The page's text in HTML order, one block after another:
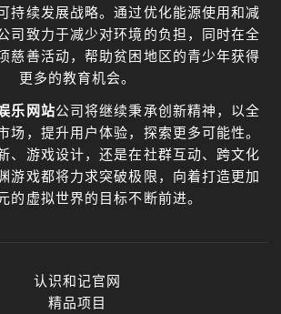
持续发展战略。通过优化能源使用和减
司致力于减少对环境的负担，同时在全
慈善活动，帮助贫困地区的青少年获得
更多的教育机会。
乐网站公司将继续秉承创新精神，以全
场，提升用户体验，探索更多可能性。
、游戏设计，还是在社群互动、跨文化
游戏都将力求突破极限，向着打造更加
的虚拟世界的目标不断前进。
认识和记官网
精品项目